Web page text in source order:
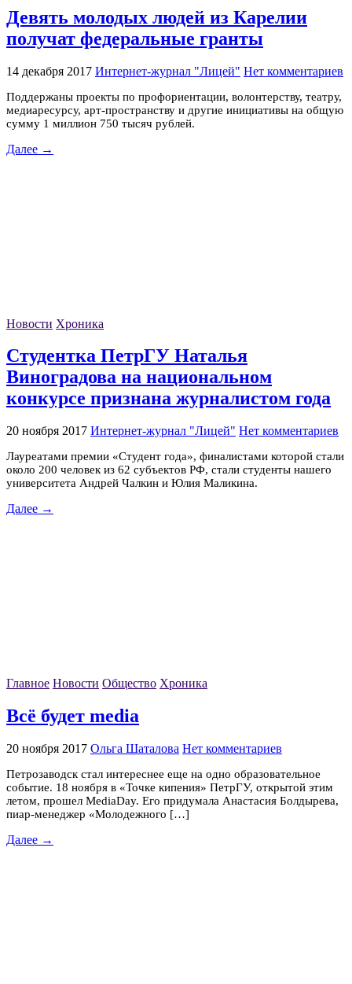
Девять молодых людей из Карелии
получат федеральные гранты
14 декабря 2017 Интернет-журнал "Лицей" Нет комментариев
Поддержаны проекты по профориентации, волонтерству, театру,
медиаресурсу, арт-пространству и другие инициативы на общую
сумму 1 миллион 750 тысяч рублей.
Далее →
Новости Хроника
Студентка ПетрГУ Наталья
Виноградова на национальном
конкурсе признана журналистом года
20 ноября 2017 Интернет-журнал "Лицей" Нет комментариев
Лауреатами премии «Студент года», финалистами которой стали
около 200 человек из 62 субъектов РФ, стали студенты нашего
университета Андрей Чалкин и Юлия Маликина.
Далее →
Главное Новости Общество Хроника
Всё будет media
20 ноября 2017 Ольга Шаталова Нет комментариев
Петрозаводск стал интереснее еще на одно образовательное
событие. 18 ноября в «Точке кипения» ПетрГУ, открытой этим
летом, прошел MediaDay. Его придумала Анастасия Болдырева,
пиар-менеджер «Молодежного […]
Далее →